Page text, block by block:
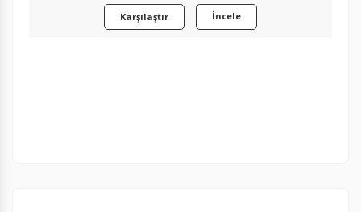
Karşılaştır İncele